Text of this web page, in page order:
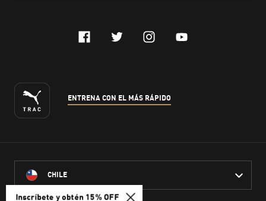
Inscríbete y obtén 15% OFF